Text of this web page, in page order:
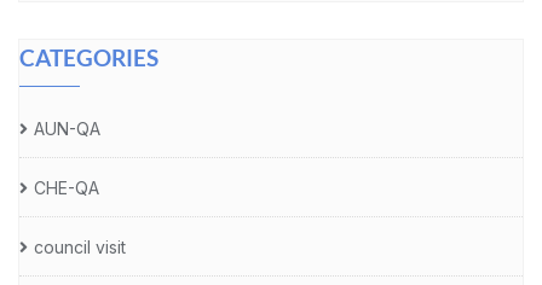
CATEGORIES
AUN-QA
CHE-QA
council visit